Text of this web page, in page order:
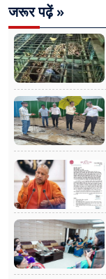
जरूर पढ़ें »